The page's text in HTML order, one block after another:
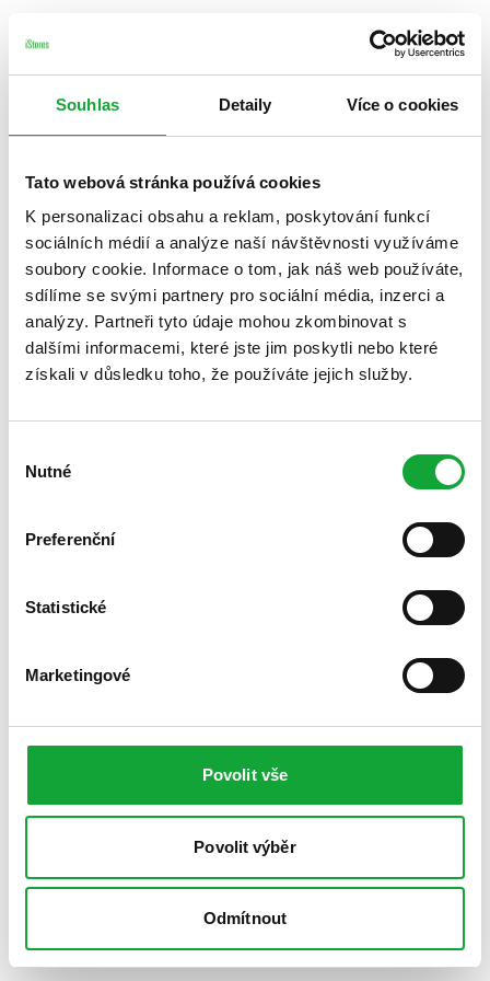
Souhlas Detaily Více o cookies
Tato webová stránka používá cookies
K personalizaci obsahu a reklam, poskytování funkcí
sociálních médií a analýze naší návštěvnosti využíváme
soubory cookie. Informace o tom, jak náš web používáte,
sdílíme se svými partnery pro sociální média, inzerci a
analýzy. Partneři tyto údaje mohou zkombinovat s
dalšími informacemi, které jste jim poskytli nebo které
získali v důsledku toho, že používáte jejich služby.
souhlasu
Nutné
Preferenční
Statistické
Marketingové
Povolit vše
Povolit výběr
Odmítnout